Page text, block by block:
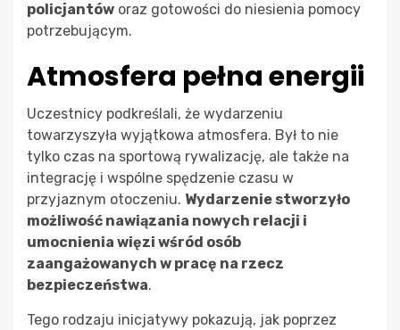
policjantów oraz gotowości do niesienia pomocy
potrzebującym.
Atmosfera pełna energii
Uczestnicy podkreślali, że wydarzeniu
towarzyszyła wyjątkowa atmosfera. Był to nie
tylko czas na sportową rywalizację, ale także na
integrację i wspólne spędzenie czasu w
przyjaznym otoczeniu. Wydarzenie stworzyło
możliwość nawiązania nowych relacji i
umocnienia więzi wśród osób
zaangażowanych w pracę na rzecz
bezpieczeństwa.
Tego rodzaju inicjatywy pokazują, jak poprzez